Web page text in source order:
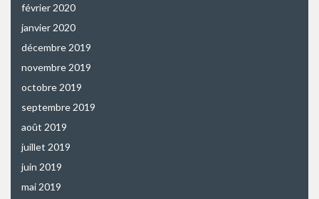
février 2020
janvier 2020
décembre 2019
novembre 2019
octobre 2019
septembre 2019
août 2019
juillet 2019
juin 2019
mai 2019